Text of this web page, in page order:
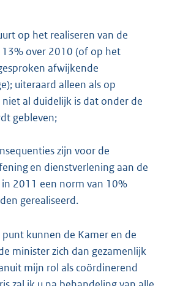
op het realiseren van de
over 2010 (of op het
afwijkende
uiteraard alleen als op
al duidelijk is dat onder de
gebleven;
zijn voor de
en dienstverlening aan de
in 2011 een norm van 10%
gerealiseerd.
kunnen de Kamer en de
minister zich dan gezamenlijk
mijn rol als coördinerend